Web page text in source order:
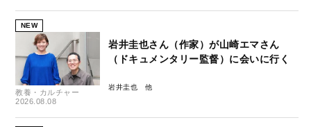
NEW
教養・カルチャー
2026.08.08
岩井圭也さん（作家）が山崎エマさん
（ドキュメンタリー監督）に会いに行く
岩井圭也